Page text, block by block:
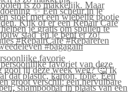
favorie